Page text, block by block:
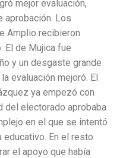
mejor evaluación,
aprobación. Los
Amplio recibieron
El de Mujica fue
y un desgaste grande
evaluación mejoró. El
ya empezó con
del electorado aprobaba
en el que se intentó
En el resto
el apoyo que había